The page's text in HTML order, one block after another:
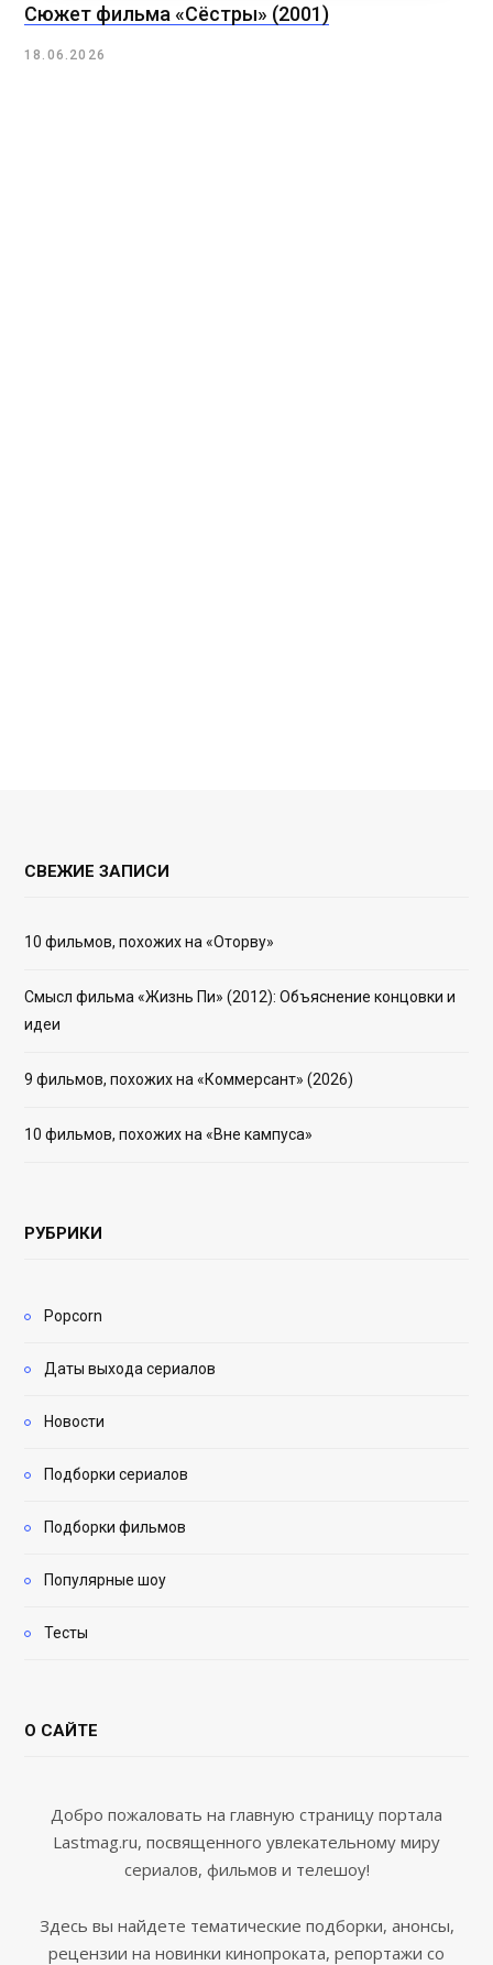
Сюжет фильма «Сёстры» (2001)
18.06.2026
СВЕЖИЕ ЗАПИСИ
10 фильмов, похожих на «Оторву»
Смысл фильма «Жизнь Пи» (2012): Объяснение концовки и
идеи
9 фильмов, похожих на «Коммерсант» (2026)
10 фильмов, похожих на «Вне кампуса»
РУБРИКИ
Popcorn
Даты выхода сериалов
Новости
Подборки сериалов
Подборки фильмов
Популярные шоу
Тесты
О САЙТЕ
Добро пожаловать на главную страницу портала
Lastmag.ru, посвященного увлекательному миру
сериалов, фильмов и телешоу!
Здесь вы найдете тематические подборки, анонсы,
рецензии на новинки кинопроката, репортажи со